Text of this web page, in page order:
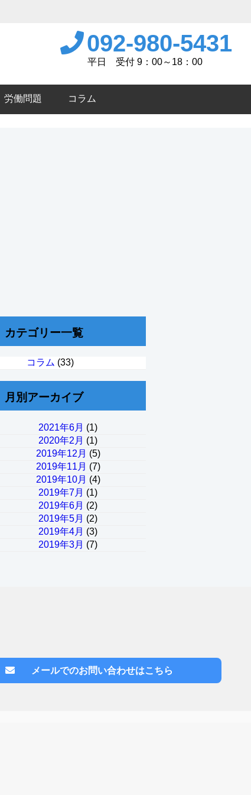
092-980-5431
平日 受付 9：00～18：00
労働問題 コラム
カテゴリー一覧
コラム (33)
月別アーカイブ
2021年6月 (1)
2020年2月 (1)
2019年12月 (5)
2019年11月 (7)
2019年10月 (4)
2019年7月 (1)
2019年6月 (2)
2019年5月 (2)
2019年4月 (3)
2019年3月 (7)
メールでのお問い合わせはこちら